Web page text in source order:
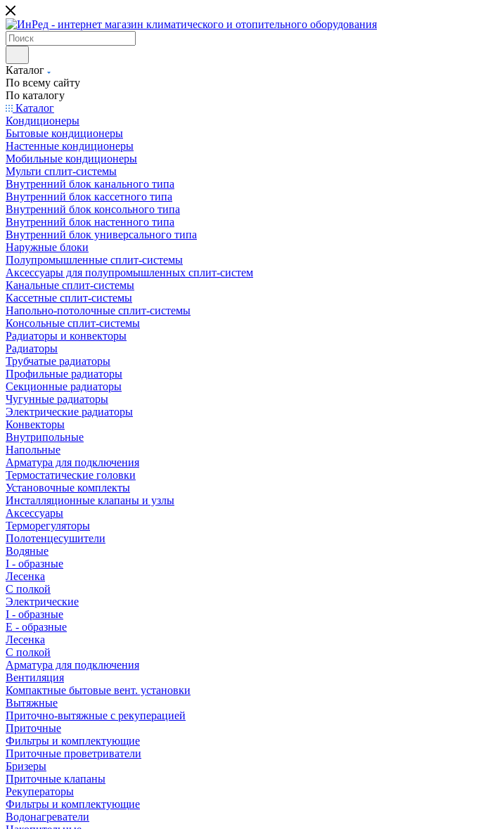
Каталог
По всему сайту
По каталогу
Каталог
Кондиционеры
Бытовые кондиционеры
Настенные кондиционеры
Мобильные кондиционеры
Мульти сплит-системы
Внутренний блок канального типа
Внутренний блок кассетного типа
Внутренний блок консольного типа
Внутренний блок настенного типа
Внутренний блок универсального типа
Наружные блоки
Полупромышленные сплит-системы
Аксессуары для полупромышленных сплит-систем
Канальные сплит-системы
Кассетные сплит-системы
Напольно-потолочные сплит-системы
Консольные сплит-системы
Радиаторы и конвекторы
Радиаторы
Трубчатые радиаторы
Профильные радиаторы
Секционные радиаторы
Чугунные радиаторы
Электрические радиаторы
Конвекторы
Внутрипольные
Напольные
Арматура для подключения
Термостатические головки
Установочные комплекты
Инсталляционные клапаны и узлы
Аксессуары
Терморегуляторы
Полотенцесушители
Водяные
I - образные
Лесенка
С полкой
Электрические
I - образные
E - образные
Лесенка
С полкой
Арматура для подключения
Вентиляция
Компактные бытовые вент. установки
Вытяжные
Приточно-вытяжные с рекуперацией
Приточные
Фильтры и комплектующие
Приточные проветриватели
Бризеры
Приточные клапаны
Рекуператоры
Фильтры и комплектующие
Водонагреватели